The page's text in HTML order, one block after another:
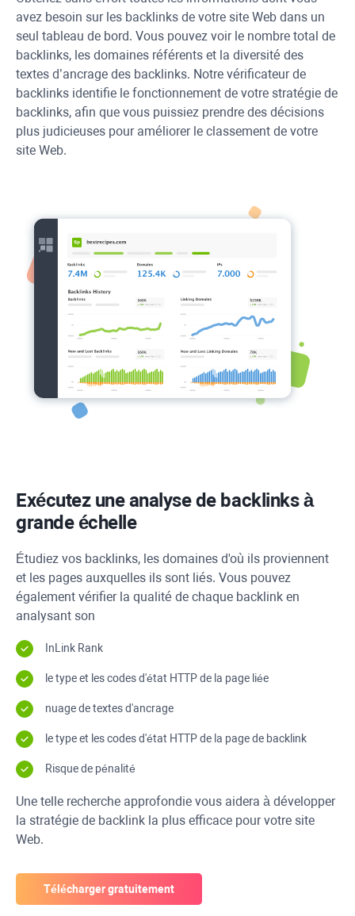
avez besoin sur les backlinks de votre site Web dans un
seul tableau de bord. Vous pouvez voir le nombre total de
backlinks, les domaines référents et la diversité des
textes d’ancrage des backlinks. Notre vérificateur de
backlinks identifie le fonctionnement de votre stratégie de
backlinks, afin que vous puissiez prendre des décisions
plus judicieuses pour améliorer le classement de votre
site Web.
Exécutez une analyse de backlinks à
grande échelle
Étudiez vos backlinks, les domaines d'où ils proviennent
et les pages auxquelles ils sont liés. Vous pouvez
également vérifier la qualité de chaque backlink en
analysant son
InLink Rank
le type et les codes d'état HTTPde la page liée
nuage de textes d'ancrage
le type et les codes d'état HTTPde la page de backlink
Risque de pénalité
Une telle recherche approfondie vous aidera à développer
la stratégie de backlink la plus efficace pour votre site
Web.
Télécharger gratuitement